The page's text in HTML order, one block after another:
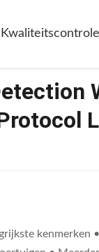
Kwaliteitscontrole
kenmerken